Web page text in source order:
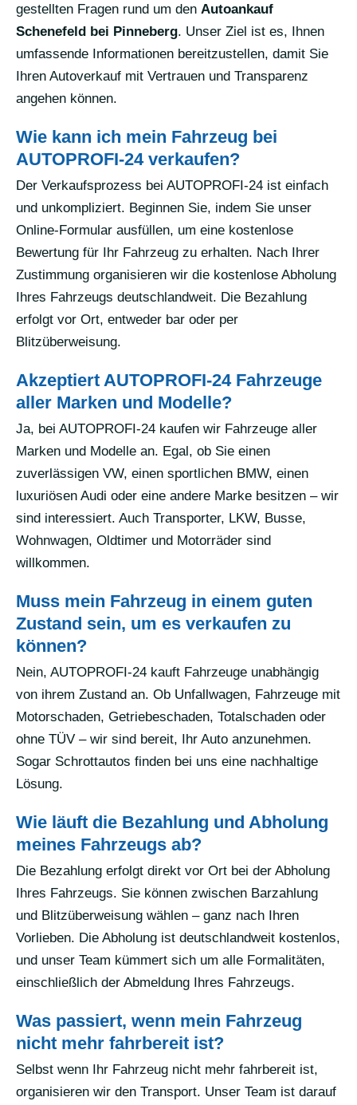
gestellten Fragen rund um den Autoankauf
Schenefeld bei Pinneberg. Unser Ziel ist es, Ihnen
umfassende Informationen bereitzustellen, damit Sie
Ihren Autoverkauf mit Vertrauen und Transparenz
angehen können.
Wie kann ich mein Fahrzeug bei
AUTOPROFI-24 verkaufen?
Der Verkaufsprozess bei AUTOPROFI-24 ist einfach
und unkompliziert. Beginnen Sie, indem Sie unser
Online-Formular ausfüllen, um eine kostenlose
Bewertung für Ihr Fahrzeug zu erhalten. Nach Ihrer
Zustimmung organisieren wir die kostenlose Abholung
Ihres Fahrzeugs deutschlandweit. Die Bezahlung
erfolgt vor Ort, entweder bar oder per
Blitzüberweisung.
Akzeptiert AUTOPROFI-24 Fahrzeuge
aller Marken und Modelle?
Ja, bei AUTOPROFI-24 kaufen wir Fahrzeuge aller
Marken und Modelle an. Egal, ob Sie einen
zuverlässigen VW, einen sportlichen BMW, einen
luxuriösen Audi oder eine andere Marke besitzen – wir
sind interessiert. Auch Transporter, LKW, Busse,
Wohnwagen, Oldtimer und Motorräder sind
willkommen.
Muss mein Fahrzeug in einem guten
Zustand sein, um es verkaufen zu
können?
Nein, AUTOPROFI-24 kauft Fahrzeuge unabhängig
von ihrem Zustand an. Ob Unfallwagen, Fahrzeuge mit
Motorschaden, Getriebeschaden, Totalschaden oder
ohne TÜV – wir sind bereit, Ihr Auto anzunehmen.
Sogar Schrottautos finden bei uns eine nachhaltige
Lösung.
Wie läuft die Bezahlung und Abholung
meines Fahrzeugs ab?
Die Bezahlung erfolgt direkt vor Ort bei der Abholung
Ihres Fahrzeugs. Sie können zwischen Barzahlung
und Blitzüberweisung wählen – ganz nach Ihren
Vorlieben. Die Abholung ist deutschlandweit kostenlos,
und unser Team kümmert sich um alle Formalitäten,
einschließlich der Abmeldung Ihres Fahrzeugs.
Was passiert, wenn mein Fahrzeug
nicht mehr fahrbereit ist?
Selbst wenn Ihr Fahrzeug nicht mehr fahrbereit ist,
organisieren wir den Transport. Unser Team ist darauf